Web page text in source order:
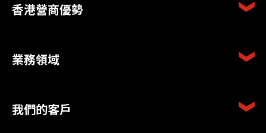
香港營商優勢
業務領域
我們的客戶